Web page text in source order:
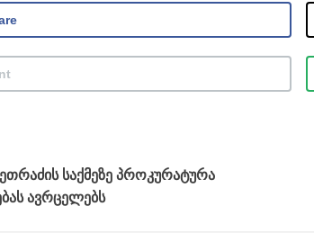
საქმეზე პროკურატურა
ავრცელებს